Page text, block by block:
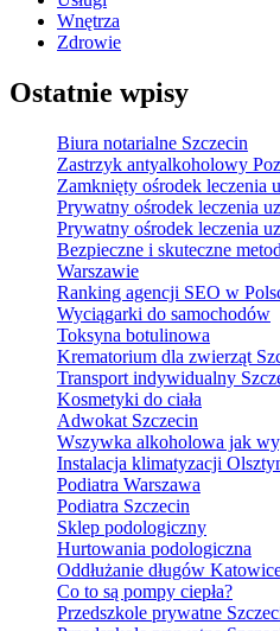
Wnętrza
Zdrowie
Ostatnie wpisy
Biura notarialne Szczecin
Zastrzyk antyalkoholowy
Zamknięty ośrodek leczenia
Prywatny ośrodek leczenia
Prywatny ośrodek leczenia
Bezpieczne i skuteczne
Warszawie
Ranking agencji SEO w
Wyciągarki do samochodów
Toksyna botulinowa
Krematorium dla zwierząt
Transport indywidualny
Kosmetyki do ciała
Adwokat Szczecin
Wszywka alkoholowa jak
Instalacja klimatyzacji
Podiatra Warszawa
Podiatra Szczecin
Sklep podologiczny
Hurtowania podologiczna
Oddłużanie długów
Co to są pompy ciepła?
Przedszkole prywatne